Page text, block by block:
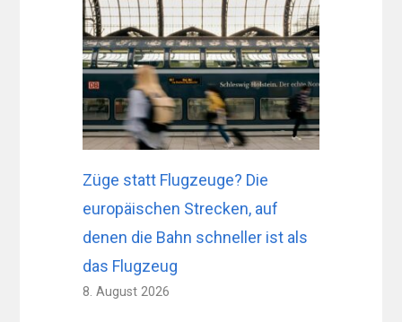
Züge statt Flugzeuge? Die
europäischen Strecken, auf
denen die Bahn schneller ist als
das Flugzeug
8. August 2026